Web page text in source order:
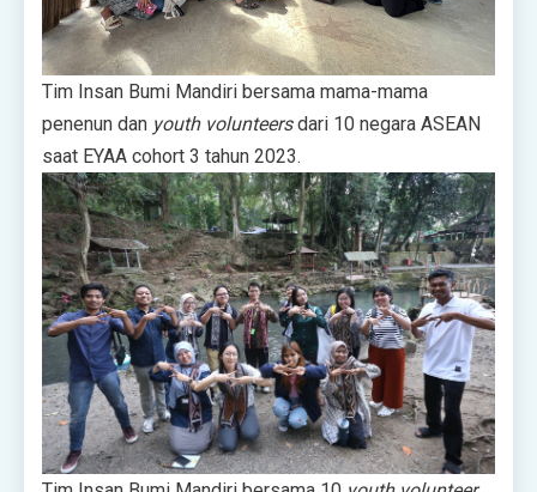
Tim Insan Bumi Mandiri bersama mama-mama
penenun dan youth volunteersdari 10 negara ASEAN
saat EYAA cohort 3 tahun 2023.